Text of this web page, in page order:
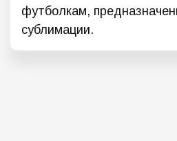
футболкам,
сублимации.